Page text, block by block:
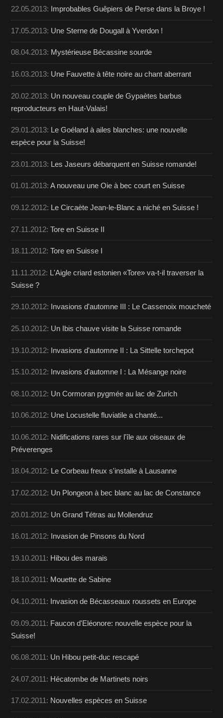
22.05.2013: Improbables Guêpiers de Perse dans la Broye !
17.05.2013: Une Sterne de Dougall à Yverdon !
08.04.2013: Mystérieuse Bécassine sourde
16.03.2013: Une Fauvette à tête noire au chant aberrant
20.02.2013: Un nouveau couple de Gypaètes barbus
reproducteurs en Haut-Valais!
29.01.2013: Le Goéland à ailes blanches: une nouvelle
espèce pour la Suisse!
23.01.2013: Les Jaseurs débarquent en Suisse romande!
01.01.2013:A nouveau une Oie à bec court en Suisse
09.12.2012: Le Circaète Jean-le-Blanc a niché en Suisse !
27.11.2012:Tore en Suisse II
18.11.2012:Tore en Suisse I
11.11.2012: L'Aigle criard estonien «Tore» va-t-il traverser la
Suisse ?
29.10.2012: Invasions d'automne III : Le Cassenoix moucheté
25.10.2012: Un Ibis chauve visite la Suisse romande
19.10.2012: Invasions d'automne II : La Sittelle torchepot
15.10.2012: Invasions d'automne I : La Mésange noire
08.10.2012: Un Cormoran pygmée au lac de Zurich
10.06.2012: Une Locustelle fluviatile a chanté...
10.06.2012: Nidifications rares sur l'île aux oiseaux de
Préverenges
18.04.2012: Le Corbeau freux s'installe à Lausanne
17.02.2012: Un Plongeon à bec blanc au lac de Constance
20.01.2012: Un Grand Tétras au Mollendruz
16.01.2012: Invasion de Pinsons du Nord
19.10.2011: Hibou des marais
18.10.2011: Mouette de Sabine
04.10.2011: Invasion de Bécasseaux roussets en Europe
09.09.2011: Faucon d'Eléonore: nouvelle espèce pour la
Suisse!
06.08.2011: Un Hibou petit-duc rescapé
24.07.2011: Hécatombe de Martinets noirs
17.02.2011: Nouvelles espèces en Suisse